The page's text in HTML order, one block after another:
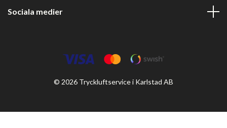
Sociala medier
© 2026 Tryckluftservice i Karlstad AB